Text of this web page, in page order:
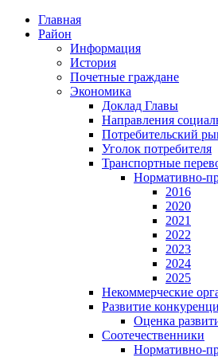
Главная
Район
Информация
История
Почетные граждане
Экономика
Доклад Главы
Направления
Потребительский
Уголок потребителя
Транспортные
Нормативно-
2016
2020
2021
2022
2023
2024
2025
Некоммерческие
Развитие
Оценка
Соотечественники
Нормативно-